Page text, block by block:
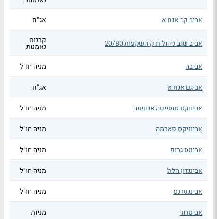
אביב קב אגח א
אג"ח
אביב שגב ניהול תיק השקעות 20/80 קרנות
נאמנות
אביבה
מניה חו"ל
אביגם אגח א אג"ח
אביווקס סוסייטה אנונימה מניה חו"ל
אביוניקס פארמה מניה חו"ל
אביטס גרופ מניה חו"ל
אבינגדון הלת' מניה חו"ל
אבינגטרנס מניה חו"ל
אביסרור מניות